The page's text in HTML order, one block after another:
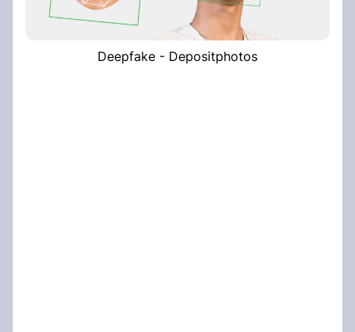
Deepfake - Depositphotos